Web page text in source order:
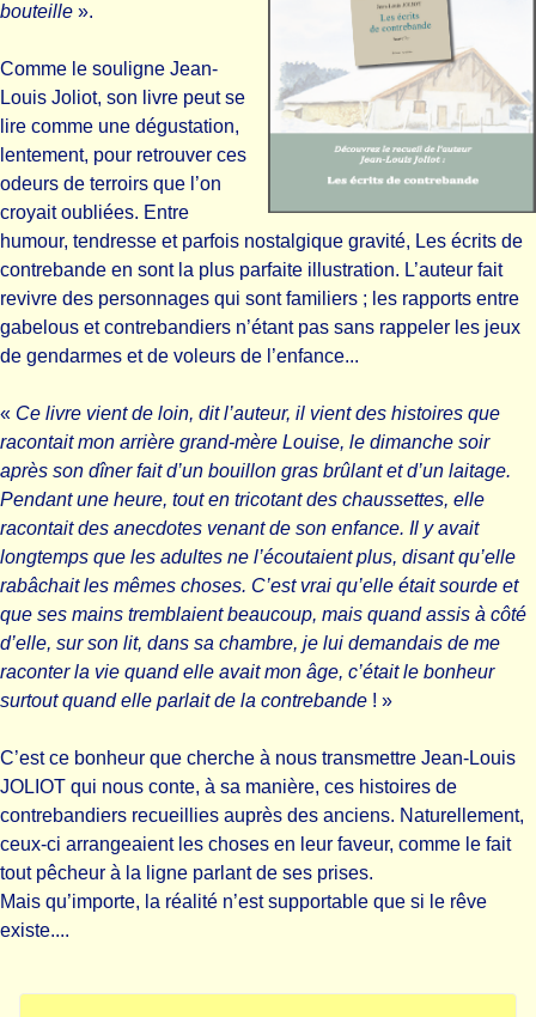
bouteille ».
Comme le souligne Jean-
Louis Joliot, son livre peut se
lire comme une dégustation,
lentement, pour retrouver ces
odeurs de terroirs que l’on
croyait oubliées. Entre
humour, tendresse et parfois nostalgique gravité, Les écrits de
contrebande en sont la plus parfaite illustration. L’auteur fait
revivre des personnages qui sont familiers ; les rapports entre
gabelous et contrebandiers n’étant pas sans rappeler les jeux
de gendarmes et de voleurs de l’enfance...
« Ce livre vient de loin, dit l’auteur, il vient des histoires que
racontait mon arrière grand-mère Louise, le dimanche soir
après son dîner fait d’un bouillon gras brûlant et d’un laitage.
Pendant une heure, tout en tricotant des chaussettes, elle
racontait des anecdotes venant de son enfance. Il y avait
longtemps que les adultes ne l’écoutaient plus, disant qu’elle
rabâchait les mêmes choses. C’est vrai qu’elle était sourde et
que ses mains tremblaient beaucoup, mais quand assis à côté
d’elle, sur son lit, dans sa chambre, je lui demandais de me
raconter la vie quand elle avait mon âge, c’était le bonheur
surtout quand elle parlait de la contrebande ! »
C’est ce bonheur que cherche à nous transmettre Jean-Louis
JOLIOT qui nous conte, à sa manière, ces histoires de
contrebandiers recueillies auprès des anciens. Naturellement,
ceux-ci arrangeaient les choses en leur faveur, comme le fait
tout pêcheur à la ligne parlant de ses prises.
Mais qu’importe, la réalité n’est supportable que si le rêve
existe....